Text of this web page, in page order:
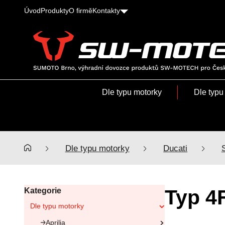
ÚvodProduktyO firměKontakty
SUMOTO
Brno,
výhradní
Česko
Dle typu motorky Dle
Dle typu motorky Ducati
Kategorie
Dle typu motorky
Aprilia
Typ